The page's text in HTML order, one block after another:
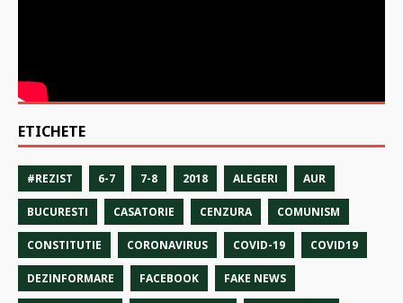
ETICHETE
#REZIST 6-7 7-8 2018 ALEGERI AUR
BUCURESTI CASATORIE CENZURA COMUNISM
CONSTITUTIE CORONAVIRUS COVID-19 COVID19
DEZINFORMARE FACEBOOK FAKE NEWS